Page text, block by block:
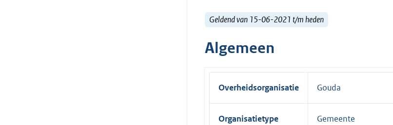
Geldend van 15-06-2021 t/m heden
Algemeen
Overheidsorganisatie Gouda
Organisatietype Gemeente